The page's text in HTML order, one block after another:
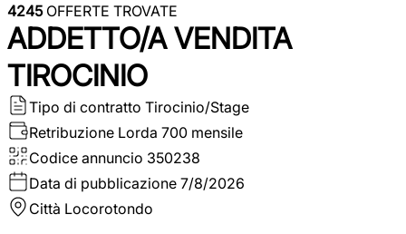
4245OFFERTE TROVATE
ADDETTO/A VENDITA
TIROCINIO
Tipo di contratto Tirocinio/Stage
Retribuzione Lorda 700 mensile
Codice annuncio 350238
Data di pubblicazione 7/8/2026
Città Locorotondo